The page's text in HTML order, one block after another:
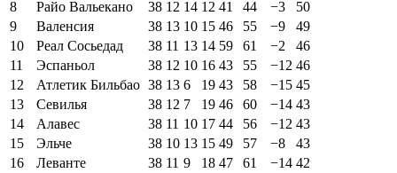
8 Райо Вальекано 38 12 14 12 41 44 −3
50
9
Валенсия 38 13 10 15 46 55 −9
49
10
Реал Сосьедад 38 11 13 14 59 61 −2
46
11
Эспаньол 38 12 10 16 43 55 −12 46
12
Атлетик Бильбао 38 13 6 19 43 58 −15 45
13
Севилья 38 12 7 19 46 60 −14 43
14
Алавес 38 11 10 17 44 56 −12 43
15
Эльче 38 10 13 15 49 57 −8
43
16
Леванте 38 11 9 18 47 61 −14 42